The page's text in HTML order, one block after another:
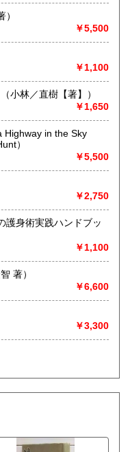
線
史書 全般お買い取り
おります
)
古書一般（その他）
著）
￥5,500
￥1,100
昭和の武人 櫻公路一顱先生の教え （小林／直樹【著】）
￥1,650
Highway in the Sky
）
￥5,500
￥2,750
護身術実践ハンドブッ
￥1,100
（松田隆智 著）
￥6,600
￥3,300